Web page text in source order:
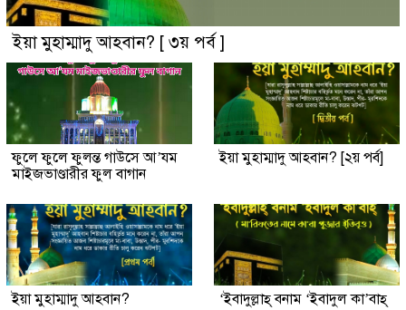
ইয়া মুহাম্মাদু আহবান? [ ৩য় পর্ব ]
ফুলে ফুলে ফুলন্ত গাউসে আ’যম
মাইজভাণ্ডারীর ফুল বাগান
ইয়া মুহাম্মাদু আহবান? [২য় পর্ব]
ইয়া মুহাম্মাদু আহবান? ‘ইবাদুল্লাহ্ বনাম ‘ইবাদুল কা’বাহ্